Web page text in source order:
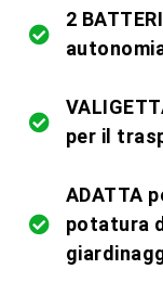
2
per il
ADATTA
potatura